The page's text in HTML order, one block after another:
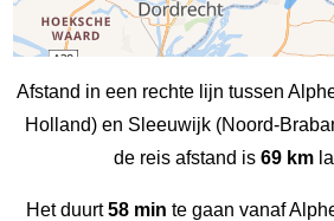
Afstand in een rechte lijn tussen
Holland) en Sleeuwijk (Noord-
de reis afstand is 69 km
Het duurt58 min te gaan vanaf